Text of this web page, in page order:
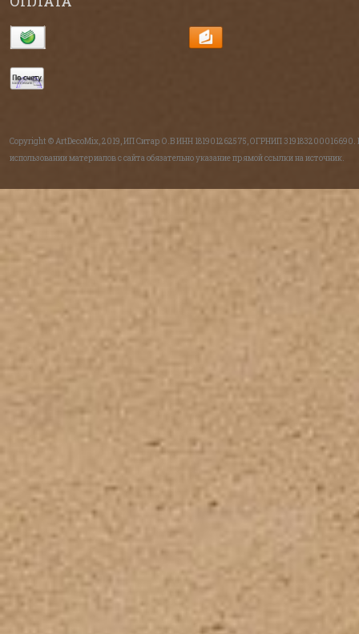
Copyright © ArtDecoMix, 2019, ИП Ситар О.В ИНН 181901262575, ОГРНИП 319183200016690.
использовании материалов с сайта обязательно указание прямой ссылки на источник.